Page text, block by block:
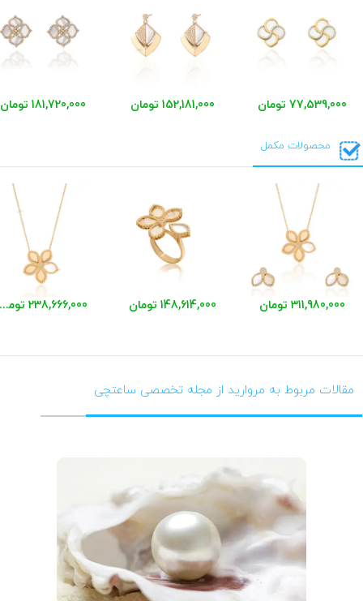
77,539,000 تومان 152,181,000 تومان 181,720,000 تومان
محصولات مکمل
311,980,000 تومان 148,614,000 تومان 238,666,000 تومان
مقالات مربوط به مروارید از مجله تخصصی ساعتچی